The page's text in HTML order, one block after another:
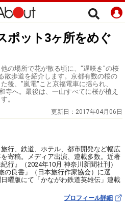
ポット3ヶ所をめぐ
の場所で花が散る頃に、"遅咲き"の桜
散歩道を紹介します。京都有数の桜の
後、"嵐電"こと京福電車に揺られ、
寺へ。最後は、一山すべてに桜が植え
。
更新日： 2017年04月06日
行、鉄道、ホテル、都市開発など幅広
寄稿。メディア出演、連載多数。近著
行』（2024年10月 神奈川新聞社刊）
の良書」（日本旅行作家協会）に選
曜版にて「かながわ鉄道英雄伝」連載
プロフィール詳細